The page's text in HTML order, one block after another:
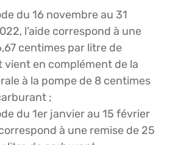
du 16 novembre au 31
l’aide correspond à une
centimes par litre de
en complément de la
à la pompe de 8 centimes
;
du 1er janvier au 15 février
à une remise de 25